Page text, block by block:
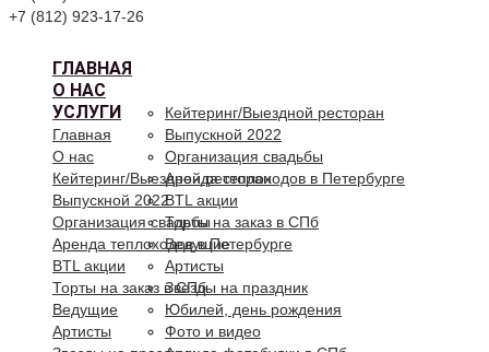
+7 (812) 923-17-26
ГЛАВНАЯ
О НАС
УСЛУГИ
Кейтеринг/Выездной ресторан
Выпускной 2022
Организация свадьбы
Аренда теплоходов в Петербурге
BTL акции
Торты на заказ в СПб
Ведущие
Артисты
Звезды на праздник
Юбилей, день рождения
Фото и видео
Главная
О нас
Кейтеринг/Выездной ресторан
Выпускной 2022
Организация свадьбы
Аренда теплоходов в Петербурге
BTL акции
Торты на заказ в СПб
Ведущие
Артисты